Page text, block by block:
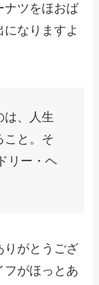
ナツをほおば
なりますよ
は、人生
こと。そ
リー・ヘ
りがとうござ
フがほっとあ